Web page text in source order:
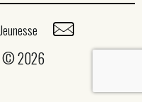
Jeunesse
© 2026